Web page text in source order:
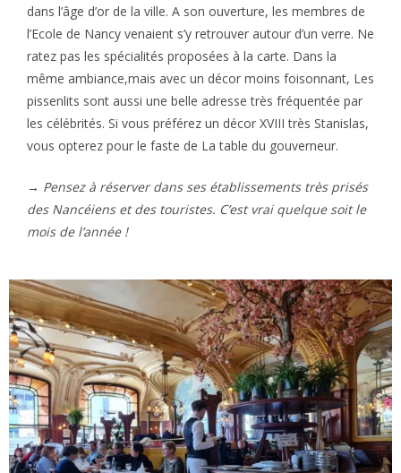
dans l’âge d’or de la ville. A son ouverture, les membres de
l’Ecole de Nancy venaient s’y retrouver autour d’un verre. Ne
ratez pas les spécialités proposées à la carte. Dans la
même ambiance,mais avec un décor moins foisonnant, Les
pissenlits sont aussi une belle adresse très fréquentée par
les célébrités. Si vous préférez un décor XVIII très Stanislas,
vous opterez pour le faste de La table du gouverneur.
→ Pensez à réserver dans ses établissements très prisés
des Nancéiens et des touristes. C’est vrai quelque soit le
mois de l’année !